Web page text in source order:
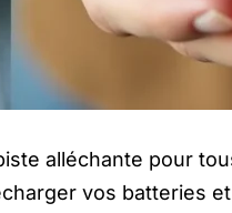
alléchante pour
vos batteries